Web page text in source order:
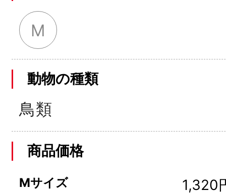
M
動物の種類
鳥類
商品価格
Mサイズ 1,320